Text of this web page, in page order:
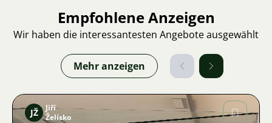
Empfohlene Anzeigen
Wir haben die interessantesten Angebote ausgewählt
Mehr anzeigen
JŽ
Jiří
Želísko